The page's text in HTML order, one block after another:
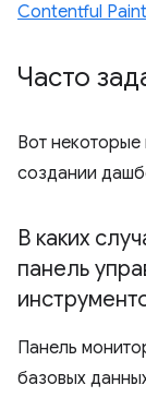
Contentful Paint
Часто
Вот
создании
В каких
панель
Панель
базовых